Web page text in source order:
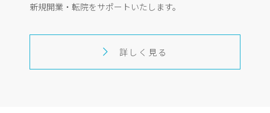
新規開業・転院をサポートいたします。
詳しく見る